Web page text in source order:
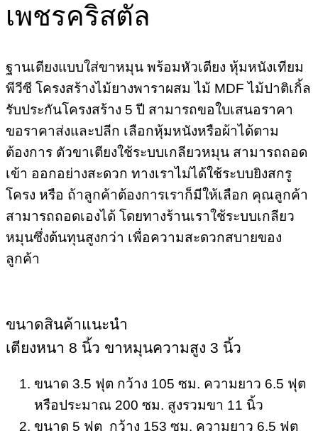
เพชรคริสตัล
ฐานเตียงแบบใส่ขาหมุน พร้อมหัวเตียง หุ้มหนังเทียม
พีวีซี โครงสร้างไม้ยางพาราผสม ไม้ MDF ไม้ปาติเกิ้ล
รับประกันโครงสร้าง 5 ปี สามารถขอใบเสนอราคา
ขอราคาส่งและปลีก เลือกหุ้มหนังหรือผ้าได้ตาม
ต้องการ ตัวขาเตียงใช้ระบบเกลียวหมุน สามารถถอด
เข้า ออกอย่างสะดวก ทางเราไม่ได้ใช้ระบบยิงสกรู
โครง หรือ ถ้าลูกค้าต้องการเราก็มีให้เลือก คุณลูกค้า
สามารถถอดเองได้ โดยทางร้านเราใช้ระบบเกลียว
หมุนซึ่งต้นทุนสูงกว่า เพื่อความสะดวกสบายของ
ลูกค้า
ขนาดสินค้าแนะนำ
เตียงหนา 8 นิ้ว ขาหมุนความสูง 3 นิ้ว
ขนาด 3.5 ฟุต กว้าง 105 ซม. ความยาว 6.5 ฟุต
หรือประมาณ 200 ซม. สูงรวมขา 11 นิ้ว
ขนาด 5 ฟุต กว้าง 153 ซม. ความยาว 6.5 ฟุต